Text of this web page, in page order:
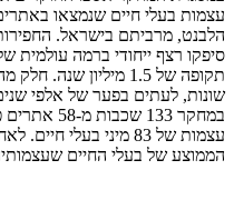
עצמות בעלי חיים שנמצאו
סיפקו רצף ייחודי ברמה עולמית
תקופה של 1.5 מיליון
שונות, לעתים בפער של אלפי
במחקר 133
עצמות של 83 מיני
הממוצע של בעלי החיים